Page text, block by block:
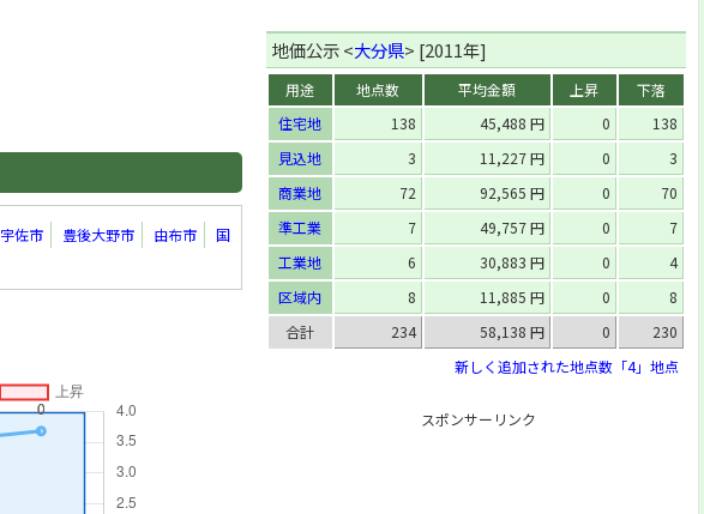
宇佐市 豊後大野市 由布市
国
地価公示 <大分県> [2011年]
用途 地点数 平均金額 上昇
下落
住宅地
138 45,488 円 0
138
見込地
3 11,227 円 0
3
商業地
72 92,565 円 0
70
準工業
7 49,757 円 0
7
工業地
6 30,883 円 0
4
区域内
8 11,885 円 0
8
合計
234 58,138 円 0
230
新しく追加された地点数「4」地点
スポンサーリンク